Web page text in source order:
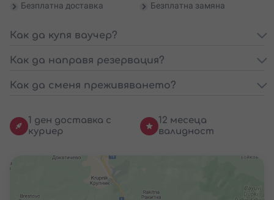
Безплатна доставка
Безплатна замяна
Как да купя ваучер?
Как да направя резервация?
Как да сменя преживяването?
1 ден доставка с
куриер
12 месеца
валидност